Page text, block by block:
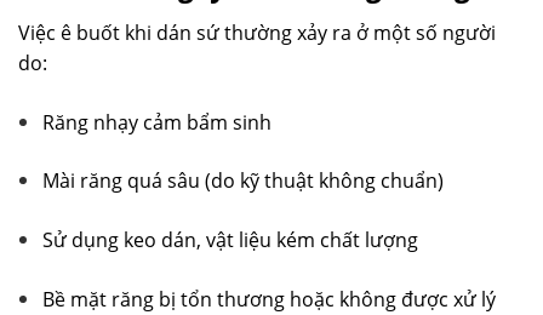
Việc ê buốt khi dán sứ thường xảy ra ở một số người
do:
Răng nhạy cảm bẩm sinh
Mài răng quá sâu (do kỹ thuật không chuẩn)
Sử dụng keo dán, vật liệu kém chất lượng
Bề mặt răng bị tổn thương hoặc không được xử lý